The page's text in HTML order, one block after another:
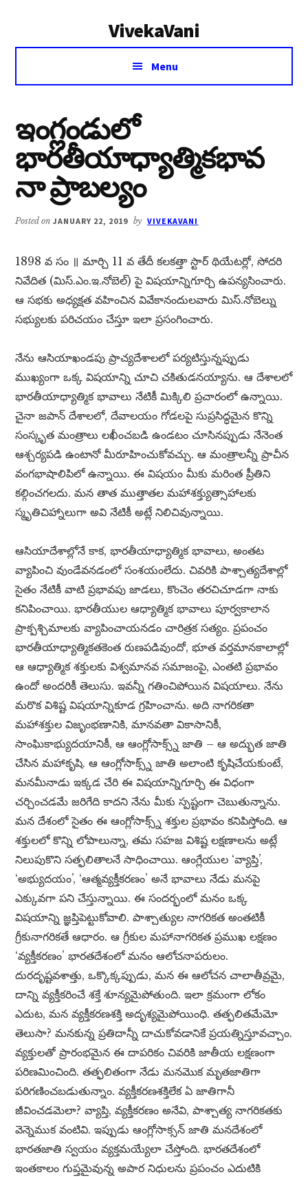
VivekaVani
Voice
Vivekananda
Menu
ఇంగ్లండులో
భారతీయాధ్యాత్మికభావ
నా ప్రాబల్యం
Posted onJANUARY 22, 2019 by VIVEKAVANI
1898 వ సం ॥ మార్చి 11 వ తేదీ కలకత్తా స్టార్ థియేటర్లో, సోదరి
నివేదిత (మిస్.ఎం.ఇ.నోబెల్) పై విషయాన్నిగూర్చి ఉపన్యసించారు.
ఆ సభకు అధ్యక్షత వహించిన వివేకానందులవారు మిస్.నోబెల్ను
సభ్యులకు పరిచయం చేస్తూ ఇలా ప్రసంగించారు.
నేను ఆసియాఖండపు ప్రాచ్యదేశాలలో పర్యటిస్తున్నప్పుడు
ముఖ్యంగా ఒక్క విషయాన్ని చూచి చకితుడనయ్యాను. ఆ దేశాలలో
భారతీయాధ్యాత్మిక భావాలు నేటికీ మిక్కిలి ప్రచారంలో ఉన్నాయి.
చైనా జపాన్ దేశాలలో, దేవాలయం గోడలపై సుప్రసిద్ధమైన కొన్ని
సంస్కృత మంత్రాలు లఖీంచబడి ఉండటం చూసినప్పుడు నేనెంత
ఆశ్చర్యపడి ఉంటానో మీరూహించుకోవచ్చు. ఆ మంత్రాలన్నీ ప్రాచీన
వంగభాషాలిపిలో ఉన్నాయి. ఈ విషయం మీకు మరింత ప్రీతిని
కల్గించగలదు. మన తాత ముత్తాతల మహాశక్త్యుత్సాహాలకు
స్మృతిచిహ్నాలుగా అవి నేటికీ అట్లే నిలిచివున్నాయి.
ఆసియాదేశాల్లోనే కాక, భారతీయాధ్యాత్మిక భావాలు, అంతట
వ్యాపించి వుండేవనడంలో సంశయంలేదు. చివరికి పాశ్చాత్యదేశాల్లో
సైతం నేటికీ వాటి ప్రభావపు జాడలు, కొంచెం తరచిచూడగా నాకు
కనిపించాయి. భారతీయుల ఆధ్యాత్మిక భావాలు పూర్వకాలాన
ప్రాక్పశ్చిమాలకు వ్యాపించాయనడం చారిత్రక సత్యం. ప్రపంచం
భారతీయాధ్యాత్మికతకెంత రుణపడివుందో, భూత వర్తమానకాలాల్లో
ఆ ఆధ్యాత్మిక శక్తులకు విశ్వమానవ సమాజంపై, ఎంతటి ప్రభావం
ఉందో అందరికీ తెలుసు. ఇవన్నీ గతించిపోయిన విషయాలు. నేను
మరొక విశిష్ట విషయాన్నికూడ గ్రహించాను. అది నాగరికతా
మహాశక్తుల విజృంభణానికి, మానవతా వికాసానికీ,
సాంఘికాభ్యుదయానికీ, ఆ ఆంగ్లోసాక్స్న్ జాతి – ఆ అద్భుత జాతి
చేసిన మహాకృషి. ఆ ఆంగ్లోసాక్స్న్ జాతి అలాంటి కృషిచేయకుంటే,
మనమీనాడు ఇక్కడ చేరి ఈ విషయాన్నిగూర్చి ఈ విధంగా
చర్చించడమే జరిగేది కాదని నేను మీకు స్పష్టంగా చెబుతున్నాను.
మన దేశంలో సైతం ఈ ఆంగ్లోసాక్స్న్ శక్తుల ప్రభావం కనిపిస్తోంది. ఆ
శక్తులలో కొన్ని లోపాలున్నా, తమ సహజ విశిష్ట లక్షణాలను అట్లే
నిలుపుకొని సత్ఫలితాలనే సాధించాయి. ఆంగ్లేయుల ‘వ్యాప్తి’,
‘అభ్యుదయం’, ‘ఆత్మవ్యక్తీకరణం’ అనే భావాలు నేడు మనపై
ఎక్కువగా పని చేస్తున్నాయి. ఈ సందర్భంలో మనం ఒక్క
విషయాన్ని జ్ఞప్తిపెట్టుకోవాలి. పాశ్చాత్యుల నాగరికత అంతటికీ
గ్రీకునాగరికతే ఆధారం. ఆ గ్రీకుల మహానాగరికత ప్రముఖ లక్షణం
‘వ్యక్తీకరణం’ భారతదేశంలో మనం ఆలోచనాపరులం.
దురదృష్టవశాత్తు, ఒక్కొక్కప్పుడు, మన ఈ ఆలోచన చాలాతీవ్రమై,
దాన్ని వ్యక్తీకరించే శక్తే శూన్యమైపోతుంది. ఇలా క్రమంగా లోకం
ఎదుట, మన వ్యక్తీకరణశక్తి అదృశ్యమైపోయింధి. తత్ఫలితమేమో
తెలుసా? మనకున్న ప్రతిదాన్నీ దాచుకోవడానికే ప్రయత్నిస్తూవచ్చాం.
వ్యక్తులతో ప్రారంభమైన ఈ దాపరికం చివరికి జాతీయ లక్షణంగా
పరిణమించింది. తత్ఫలితంగా నేడు మనమొక మృతజాతిగా
పరిగణించబడుతున్నాం. వ్యక్తీకరణశక్తిలేక ఏ జాతిగానీ
జీవించడమెలా? వ్యాప్తి, వ్యక్తీకరణం అనేవి, పాశ్చాత్య నాగరికతకు
వెన్నెముక వంటివి. ఇప్పుడు ఆంగ్లోసాక్సన్ జాతి మనదేశంలో
భారతజాతి స్వయం వ్యక్తమయ్యేలా చేస్తోంది. భారతదేశంలో
ఇంతకాలం గుప్తమైవున్న అపార నిధులను ప్రపంచం ఎదుటికి